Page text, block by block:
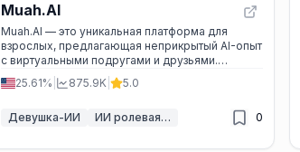
Muah.AI
Muah.AI — это уникальная платформа для
взрослых, предлагающая неприкрытый AI-опыт
с виртуальными подругами и друзьями.
Общайтесь, делитесь фото и видео, участвуйте
в голосовых чатах — ваш идеальный
25.61% 875.9K 5.0
Девушка-ИИ ИИ ролевая игра 0